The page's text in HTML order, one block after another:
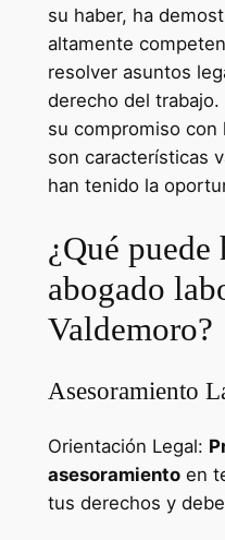
su haber, ha
altamente
resolver asuntos
derecho del
su compromiso con
son características
han tenido la
¿Qué puede
abogado
Valdemoro?
Asesoramiento
Orientación Legal:
asesoramientoen
tus derechos y